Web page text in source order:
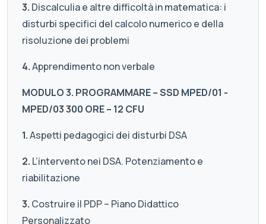
3. Discalculia e altre difficoltà in matematica: i
disturbi specifici del calcolo numerico e della
risoluzione dei problemi
4.Apprendimento non verbale
MODULO 3. PROGRAMMARE – SSD MPED/01 -
MPED/03 300 ORE – 12 CFU
1.Aspetti pedagogici dei disturbi DSA
2. L’intervento nei DSA. Potenziamento e
riabilitazione
3. Costruire il PDP – Piano Didattico
Personalizzato